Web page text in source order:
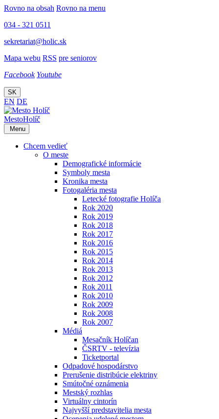
Rovno na obsah Rovno na menu
034 - 321 0511
sekretariat@holic.sk
Mapa webu RSS pre seniorov
Facebook Youtube
SK
EN DE
MestoHolíč
Menu
Chcem vedieť
O meste
Demografické informácie
Symboly mesta
Kronika mesta
Fotogaléria mesta
Letecké fotografie Holíča
Rok 2020
Rok 2019
Rok 2018
Rok 2017
Rok 2016
Rok 2015
Rok 2014
Rok 2013
Rok 2012
Rok 2011
Rok 2010
Rok 2009
Rok 2008
Rok 2007
Médiá
Mesačník Holíčan
ČSRTV - televízia
Ticketportal
Odpadové hospodárstvo
Prerušenie distribúcie elektriny
Smútočné oznámenia
Mestský rozhlas
Virtuálny cintorín
Najvyšší predstavitelia mesta